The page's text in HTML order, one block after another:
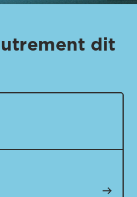
dit